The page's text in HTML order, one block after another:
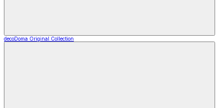
decoDoma Original Collection